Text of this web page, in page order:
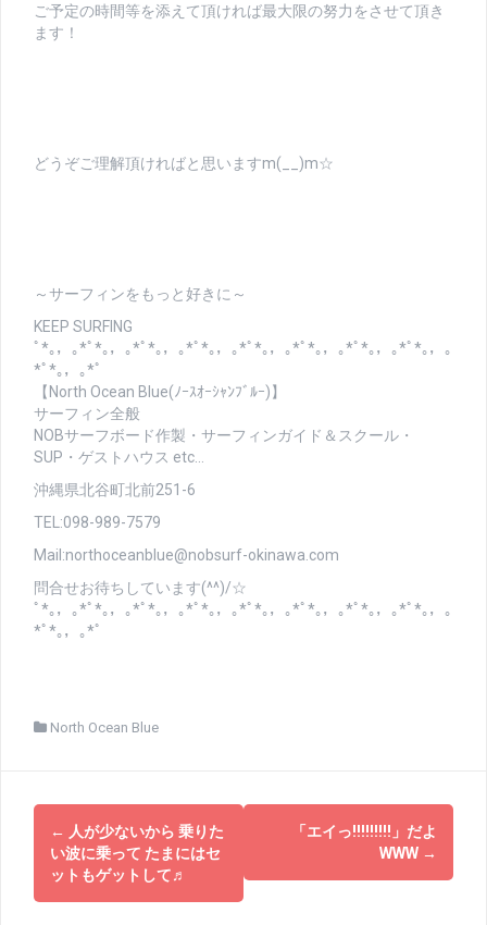
ご予定の時間等を添えて頂ければ最大限の努力をさせて頂き
ます！
どうぞご理解頂ければと思いますm(__)m☆
～サーフィンをもっと好きに～
KEEP SURFING
ﾟ*｡，｡*ﾟ*｡，｡*ﾟ*｡，｡*ﾟ*｡，｡*ﾟ*｡，｡*ﾟ*｡，｡*ﾟ*｡，｡*ﾟ*｡，｡
*ﾟ*｡，｡*ﾟ
【North Ocean Blue(ﾉｰｽｵｰｼｬﾝﾌﾞﾙｰ)】
サーフィン全般
NOBサーフボード作製・サーフィンガイド＆スクール・
SUP・ゲストハウス etc…
沖縄県北谷町北前251-6
TEL:098-989-7579
Mail:northoceanblue@nobsurf-okinawa.com
問合せお待ちしています(^^)/☆
ﾟ*｡，｡*ﾟ*｡，｡*ﾟ*｡，｡*ﾟ*｡，｡*ﾟ*｡，｡*ﾟ*｡，｡*ﾟ*｡，｡*ﾟ*｡，｡
*ﾟ*｡，｡*ﾟ
North Ocean Blue
投
稿
ナ
← 人が少ないから 乗りた
い波に乗って たまにはセ
ットもゲットして♬
「エイっ!!!!!!!!!」だよ
WWW →